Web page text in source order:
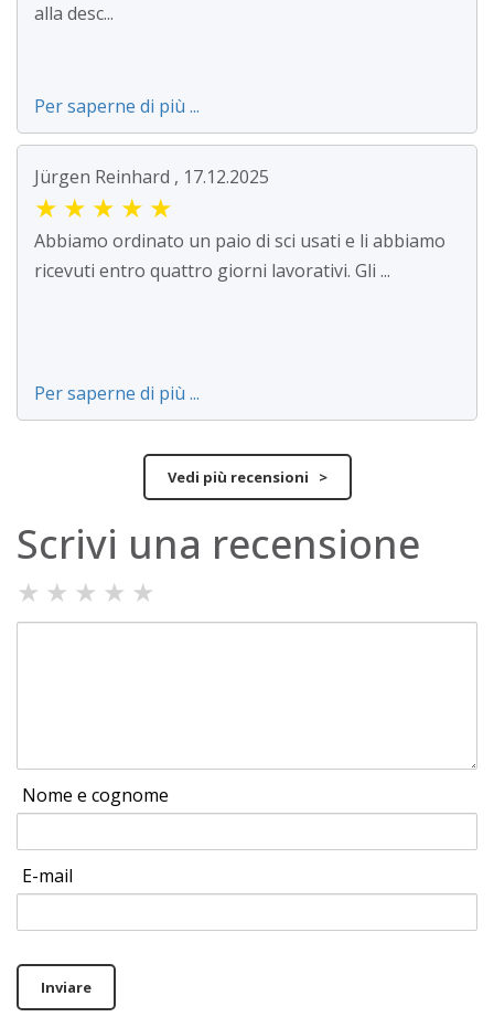
alla desc...
Per saperne di più ...
Jürgen Reinhard , 17.12.2025
★ ★ ★ ★ ★
Abbiamo ordinato un paio di sci usati e li abbiamo
ricevuti entro quattro giorni lavorativi. Gli ...
Per saperne di più ...
Vedi più recensioni >
Scrivi una recensione
★ ★ ★ ★ ★
Nome e cognome
E-mail
Inviare